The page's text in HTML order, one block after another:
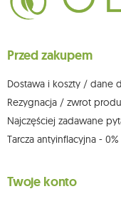
ich sprostowania,
sprzeciwu wobec
którego dokonano na
możesz kontaktować się
Więcej informacji:
Przed zakupem
Dostawa i koszty / dane
Rezygnacja / zwrot
Najczęściej zadawane
Tarcza antyinflacyjna -
Twoje konto